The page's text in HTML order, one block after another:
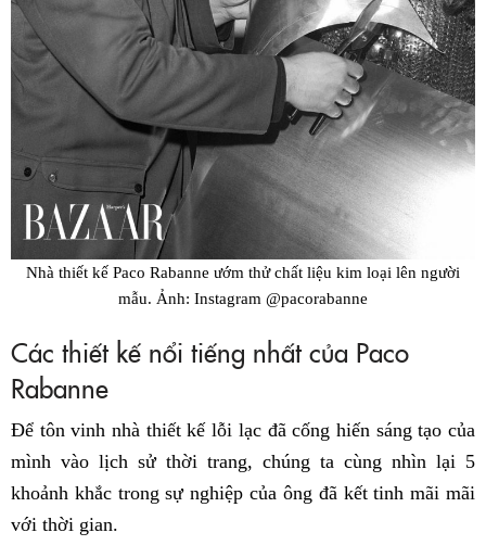
Nhà thiết kế Paco Rabanne ướm thử chất liệu kim loại lên người
mẫu. Ảnh: Instagram @pacorabanne
Các thiết kế nổi tiếng nhất của Paco
Rabanne
Để tôn vinh nhà thiết kế lỗi lạc đã cống hiến sáng tạo của
mình vào lịch sử thời trang, chúng ta cùng nhìn lại 5
khoảnh khắc trong sự nghiệp của ông đã kết tinh mãi mãi
với thời gian.